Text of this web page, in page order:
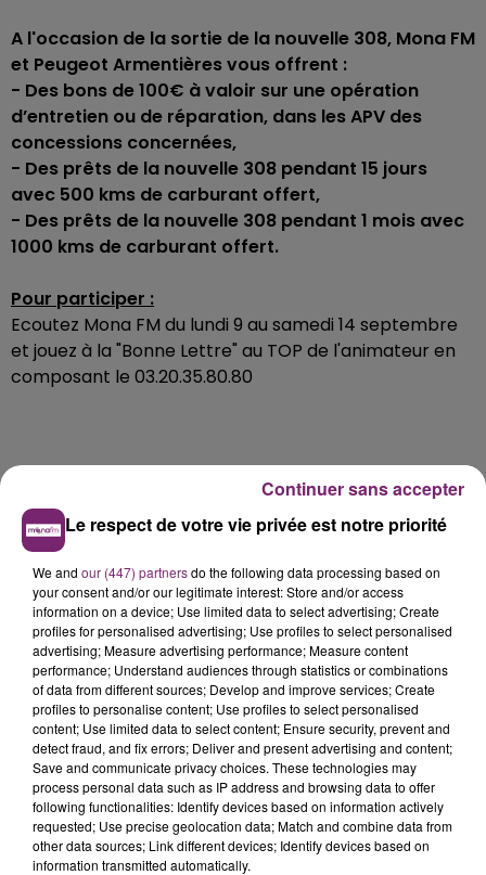
A l'occasion de la sortie de la nouvelle 308, Mona FM
et Peugeot Armentières vous offrent :
- Des bons de 100€ à valoir sur une opération
d’entretien ou de réparation, dans les APV des
concessions concernées,
- Des prêts de la nouvelle 308 pendant 15 jours
avec 500 kms de carburant offert,
- Des prêts de la nouvelle 308 pendant 1 mois avec
1000 kms de carburant offert.
Pour participer :
Ecoutez Mona FM du lundi 9 au samedi 14 septembre
et jouez à la "Bonne Lettre" au TOP de l'animateur en
composant le 03.20.35.80.80
Le respect de votre vie privée est notre priorité
We and our (447) partnersdo the following data processing based on
your consent and/or our legitimate interest: Store and/or access
information on a device; Use limited data to select advertising; Create
profiles for personalised advertising; Use profiles to select personalised
advertising; Measure advertising performance; Measure content
performance; Understand audiences through statistics or combinations
of data from different sources; Develop and improve services; Create
profiles to personalise content; Use profiles to select personalised
content; Use limited data to select content; Ensure security, prevent and
detect fraud, and fix errors; Deliver and present advertising and content;
Save and communicate privacy choices. These technologies may
process personal data such as IP address and browsing data to offer
following functionalities: Identify devices based on information actively
requested; Use precise geolocation data; Match and combine data from
other data sources; Link different devices; Identify devices based on
information transmitted automatically.
Continuer sans accepter